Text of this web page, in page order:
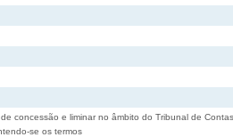
concessão e liminar no âmbito do Tribunal de
se os termos